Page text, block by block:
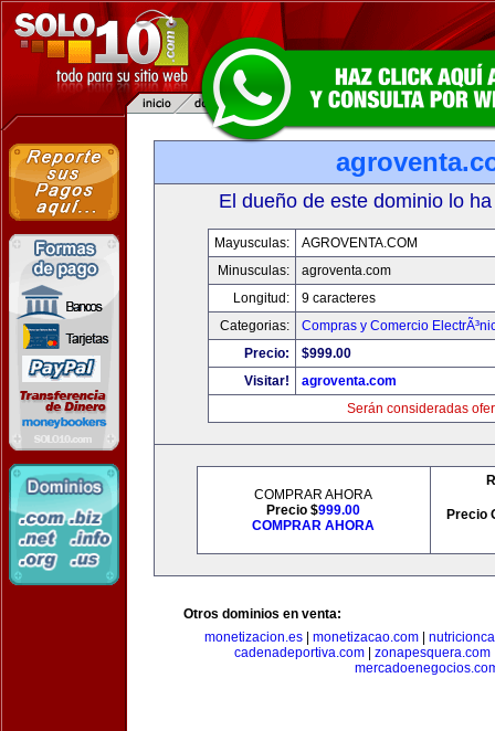
El dueño de este dominio lo
Mayusculas:
AGROVENTA.COM
Minusculas:
agroventa.com
Longitud:
9 caracteres
Categorias:
Compras y Comercio
Precio:
$999.00
Visitar!
agroventa.com
Serán consideradas
COMPRAR AHORA
Precio $999.00
COMPRAR AHORA
Precio
Otros dominios en venta:
monetizacion.es| monetizacao.com|
cadenadeportiva.com
zonapesquera.com